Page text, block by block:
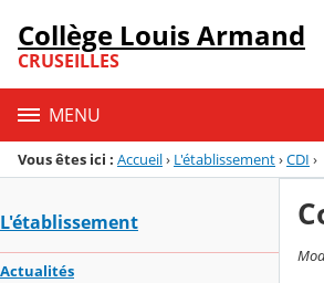
Menu de la rubrique
Contenu
Collège Louis Armand
CRUSEILLES
MENU
Vous êtes ici : Accueil› L'établissement›CDI ›
L'établissement
Actualités